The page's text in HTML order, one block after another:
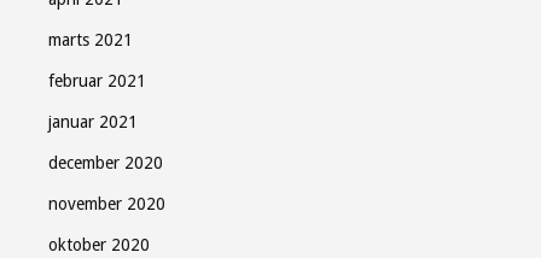
marts 2021
februar 2021
januar 2021
december 2020
november 2020
oktober 2020